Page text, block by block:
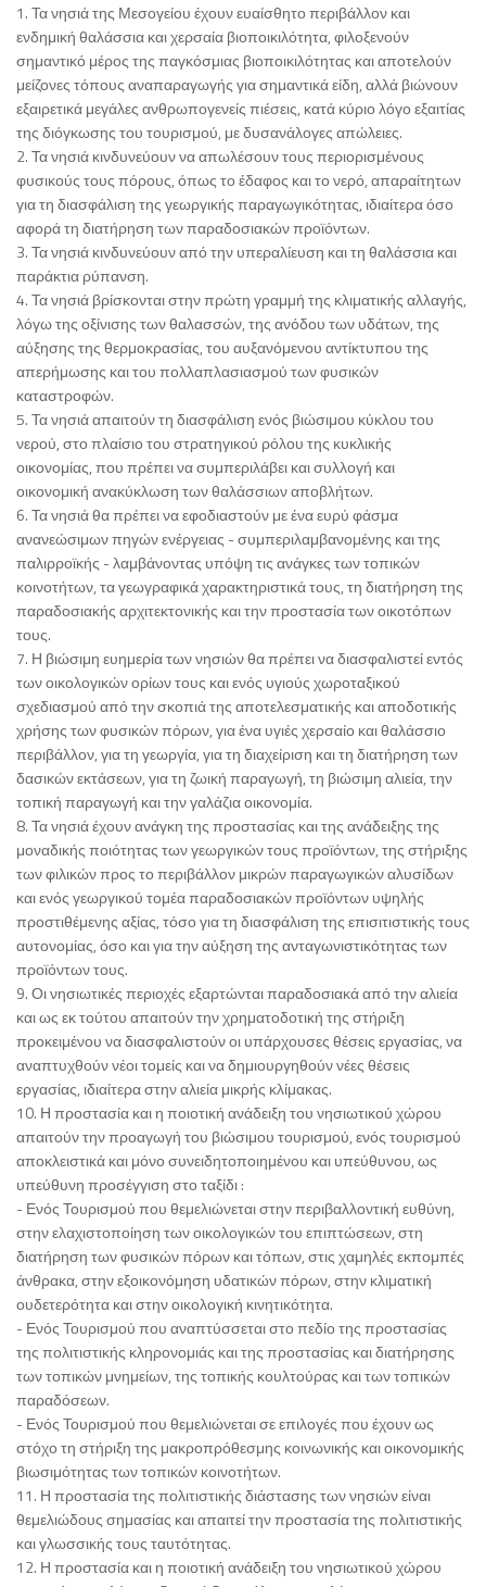
1. Τα νησιά της Μεσογείου έχουν ευαίσθητο περιβάλλον και
ενδημική θαλάσσια και χερσαία βιοποικιλότητα, φιλοξενούν
σημαντικό μέρος της παγκόσμιας βιοποικιλότητας και αποτελούν
μείζονες τόπους αναπαραγωγής για σημαντικά είδη, αλλά βιώνουν
εξαιρετικά μεγάλες ανθρωπογενείς πιέσεις, κατά κύριο λόγο εξαιτίας
της διόγκωσης του τουρισμού, με δυσανάλογες απώλειες.
2. Τα νησιά κινδυνεύουν να απωλέσουν τους περιορισμένους
φυσικούς τους πόρους, όπως το έδαφος και το νερό, απαραίτητων
για τη διασφάλιση της γεωργικής παραγωγικότητας, ιδιαίτερα όσο
αφορά τη διατήρηση των παραδοσιακών προϊόντων.
3. Τα νησιά κινδυνεύουν από την υπεραλίευση και τη θαλάσσια και
παράκτια ρύπανση.
4. Τα νησιά βρίσκονται στην πρώτη γραμμή της κλιματικής αλλαγής,
λόγω της οξίνισης των θαλασσών, της ανόδου των υδάτων, της
αύξησης της θερμοκρασίας, του αυξανόμενου αντίκτυπου της
απερήμωσης και του πολλαπλασιασμού των φυσικών
καταστροφών.
5. Τα νησιά απαιτούν τη διασφάλιση ενός βιώσιμου κύκλου του
νερού, στο πλαίσιο του στρατηγικού ρόλου της κυκλικής
οικονομίας, που πρέπει να συμπεριλάβει και συλλογή και
οικονομική ανακύκλωση των θαλάσσιων αποβλήτων.
6. Τα νησιά θα πρέπει να εφοδιαστούν με ένα ευρύ φάσμα
ανανεώσιμων πηγών ενέργειας - συμπεριλαμβανομένης και της
παλιρροϊκής - λαμβάνοντας υπόψη τις ανάγκες των τοπικών
κοινοτήτων, τα γεωγραφικά χαρακτηριστικά τους, τη διατήρηση της
παραδοσιακής αρχιτεκτονικής και την προστασία των οικοτόπων
τους.
7. Η βιώσιμη ευημερία των νησιών θα πρέπει να διασφαλιστεί εντός
των οικολογικών ορίων τους και ενός υγιούς χωροταξικού
σχεδιασμού από την σκοπιά της αποτελεσματικής και αποδοτικής
χρήσης των φυσικών πόρων, για ένα υγιές χερσαίο και θαλάσσιο
περιβάλλον, για τη γεωργία, για τη διαχείριση και τη διατήρηση των
δασικών εκτάσεων, για τη ζωική παραγωγή, τη βιώσιμη αλιεία, την
τοπική παραγωγή και την γαλάζια οικονομία.
8. Τα νησιά έχουν ανάγκη της προστασίας και της ανάδειξης της
μοναδικής ποιότητας των γεωργικών τους προϊόντων, της στήριξης
των φιλικών προς το περιβάλλον μικρών παραγωγικών αλυσίδων
και ενός γεωργικού τομέα παραδοσιακών προϊόντων υψηλής
προστιθέμενης αξίας, τόσο για τη διασφάλιση της επισιτιστικής τους
αυτονομίας, όσο και για την αύξηση της ανταγωνιστικότητας των
προϊόντων τους.
9. Οι νησιωτικές περιοχές εξαρτώνται παραδοσιακά από την αλιεία
και ως εκ τούτου απαιτούν την χρηματοδοτική της στήριξη
προκειμένου να διασφαλιστούν οι υπάρχουσες θέσεις εργασίας, να
αναπτυχθούν νέοι τομείς και να δημιουργηθούν νέες θέσεις
εργασίας, ιδιαίτερα στην αλιεία μικρής κλίμακας.
10. Η προστασία και η ποιοτική ανάδειξη του νησιωτικού χώρου
απαιτούν την προαγωγή του βιώσιμου τουρισμού, ενός τουρισμού
αποκλειστικά και μόνο συνειδητοποιημένου και υπεύθυνου, ως
υπεύθυνη προσέγγιση στο ταξίδι :
- Ενός Τουρισμού που θεμελιώνεται στην περιβαλλοντική ευθύνη,
στην ελαχιστοποίηση των οικολογικών του επιπτώσεων, στη
διατήρηση των φυσικών πόρων και τόπων, στις χαμηλές εκπομπές
άνθρακα, στην εξοικονόμηση υδατικών πόρων, στην κλιματική
ουδετερότητα και στην οικολογική κινητικότητα.
- Ενός Τουρισμού που αναπτύσσεται στο πεδίο της προστασίας
της πολιτιστικής κληρονομιάς και της προστασίας και διατήρησης
των τοπικών μνημείων, της τοπικής κουλτούρας και των τοπικών
παραδόσεων.
- Ενός Τουρισμού που θεμελιώνεται σε επιλογές που έχουν ως
στόχο τη στήριξη της μακροπρόθεσμης κοινωνικής και οικονομικής
βιωσιμότητας των τοπικών κοινοτήτων.
11. Η προστασία της πολιτιστικής διάστασης των νησιών είναι
θεμελιώδους σημασίας και απαιτεί την προστασία της πολιτιστικής
και γλωσσικής τους ταυτότητας.
12. Η προστασία και η ποιοτική ανάδειξη του νησιωτικού χώρου